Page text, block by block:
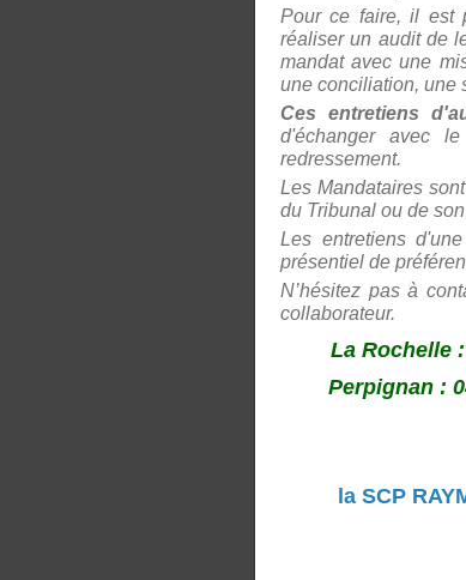
Pour ce faire, il est
réaliser un audit de
mandat avec une
une conciliation, une
Ces entretiens
d'échanger avec
redressement.
Les Mandataires
du Tribunal ou de
Les entretiens
présentiel de
N’hésitez pas à
collaborateur.
La Rochelle
Perpignan :
la SCP